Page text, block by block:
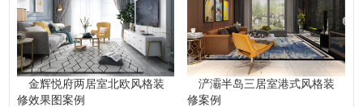
金辉悦府两居室北欧风格装
修效果图案例
浐灞半岛三居室港式风格装
修案例